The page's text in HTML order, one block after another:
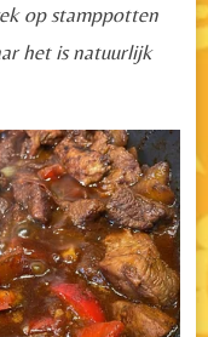
op stamppotten
het is natuurlijk